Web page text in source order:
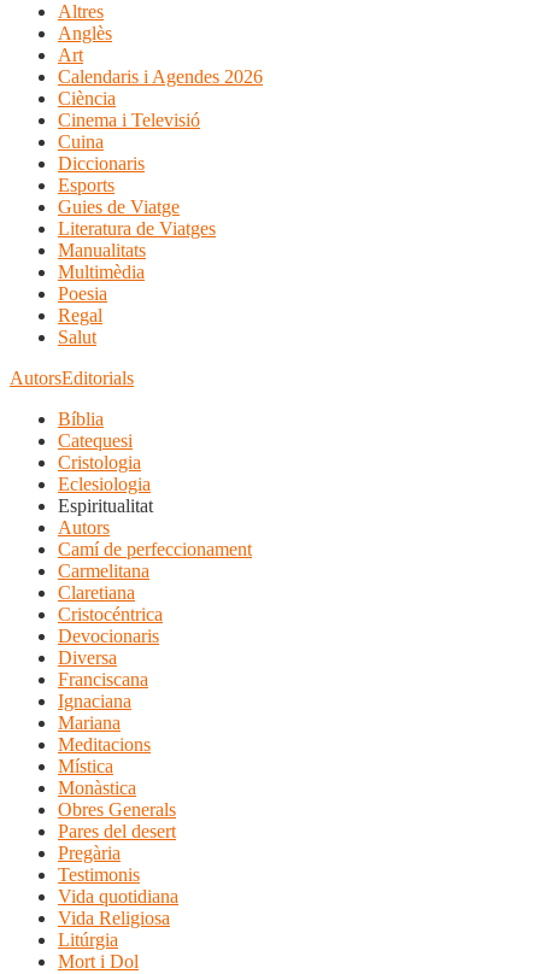
Altres
Anglès
Art
Calendaris i Agendes 2026
Ciència
Cinema i Televisió
Cuina
Diccionaris
Esports
Guies de Viatge
Literatura de Viatges
Manualitats
Multimèdia
Poesia
Regal
Salut
AutorsEditorials
Bíblia
Catequesi
Cristologia
Eclesiologia
Espiritualitat
Autors
Camí de perfeccionament
Carmelitana
Claretiana
Cristocéntrica
Devocionaris
Diversa
Franciscana
Ignaciana
Mariana
Meditacions
Mística
Monàstica
Obres Generals
Pares del desert
Pregària
Testimonis
Vida quotidiana
Vida Religiosa
Litúrgia
Mort i Dol